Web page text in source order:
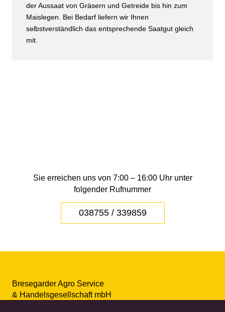
der Aussaat von Gräsern und Getreide bis hin zum
Maislegen. Bei Bedarf liefern wir Ihnen
selbstverständlich das entsprechende Saatgut gleich
mit.
Sie erreichen uns von 7:00 – 16:00 Uhr unter
folgender Rufnummer
038755 / 339859
Bresegarder Agro Service
& Handelsgesellschaft mbH